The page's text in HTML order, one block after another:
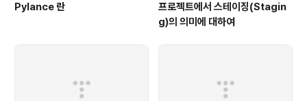
Pylance 란
프로젝트에서 스테이징(Stagin
g)의 의미에 대하여